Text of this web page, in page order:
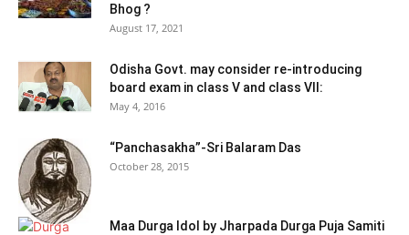
Bhog ?
August 17, 2021
Odisha Govt. may consider re-introducing
board exam in class V and class VII:
May 4, 2016
“Panchasakha”-Sri Balaram Das
October 28, 2015
Maa Durga Idol by Jharpada Durga Puja Samiti